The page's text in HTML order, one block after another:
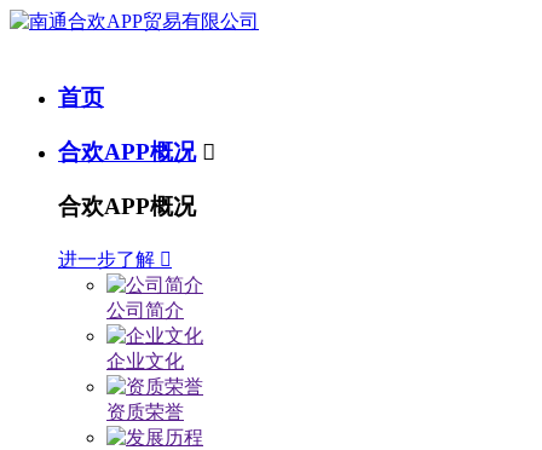
首页
合欢APP概况 
合欢APP概况
进一步了解 
公司简介
企业文化
资质荣誉